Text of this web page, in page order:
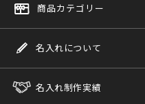
商品カテゴリー
名入れについて
名入れ制作実績